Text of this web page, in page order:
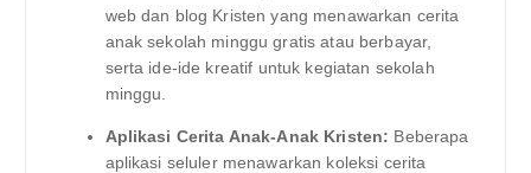
web dan blog Kristen yang menawarkan cerita
anak sekolah minggu gratis atau berbayar,
serta ide-ide kreatif untuk kegiatan sekolah
minggu.
Aplikasi Cerita Anak-Anak Kristen: Beberapa
aplikasi seluler menawarkan koleksi cerita